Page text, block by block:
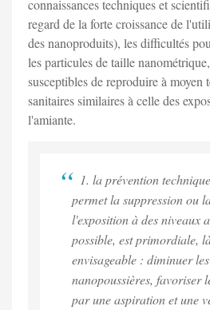
connaissances techniques et
regard de la forte croissance de
des nanoproduits), les difficultés
les particules de taille
susceptibles de reproduire à moyen
sanitaires similaires à celle des
l'amiante.
1. la prévention
permet la suppression ou
l'exposition à des niveaux
possible, est primordiale,
envisageable : diminuer
nanopoussières, favoriser
par une aspiration et une